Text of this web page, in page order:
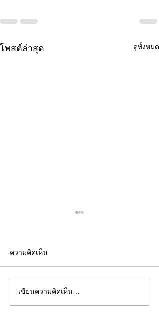
โพสต์ล่าสุด ดูทั้งหมด
คอลัมน์"จับชีพจรวงการ
พระ"ประจำพุธที่ 29
ความคิดเห็น
เขียนความคิดเห็น…